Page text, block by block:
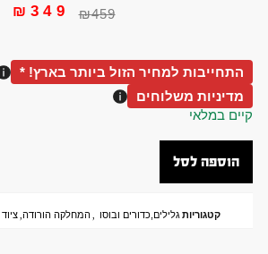
₪459
₪ 349
התחייבות למחיר הזול ביותר בארץ! *
מדיניות משלוחים
קיים במלאי
הוספה לסל
קטגוריות גלילים,כדורים ובוסו ,המחלקה הורודה,